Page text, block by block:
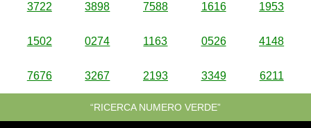
3722 3898 7588 1616 1953
1502 0274 1163 0526 4148
7676 3267 2193 3349 6211
“RICERCA NUMERO VERDE”